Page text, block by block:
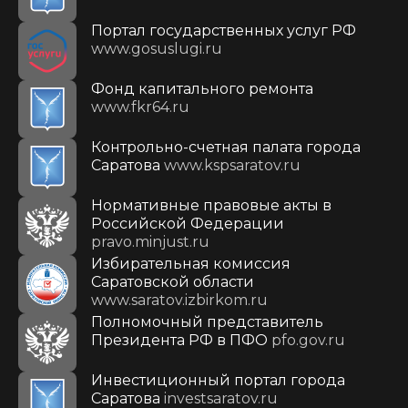
Портал государственных услуг РФ
www.gosuslugi.ru
Фонд капитального ремонта
www.fkr64.ru
Контрольно-счетная палата города
Саратова www.kspsaratov.ru
Нормативные правовые акты в
Российской Федерации
pravo.minjust.ru
Избирательная комиссия
Саратовской области
www.saratov.izbirkom.ru
Полномочный представитель
Президента РФ в ПФО pfo.gov.ru
Инвестиционный портал города
Саратова investsaratov.ru